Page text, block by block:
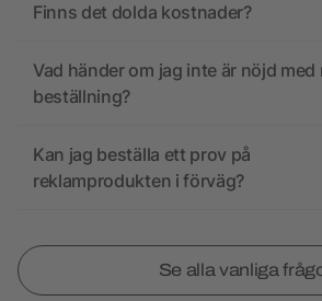
Finns det dolda kostnader?
Vad händer om jag inte är nöjd med
beställning?
Kan jag beställa ett prov på
reklamprodukten i förväg?
Se alla vanliga